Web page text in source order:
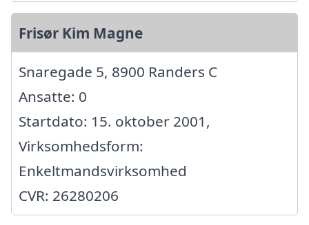
Frisør Kim Magne
Snaregade 5, 8900 Randers C
Ansatte: 0
Startdato: 15. oktober 2001,
Virksomhedsform:
Enkeltmandsvirksomhed
CVR: 26280206